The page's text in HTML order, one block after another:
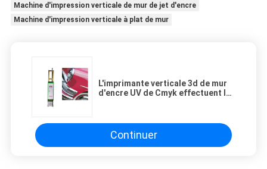
Machine d'impression verticale de mur de jet d'encre
Machine d'impression verticale à plat de mur
L'imprimante verticale 3d de mur
d'encre UV de Cmyk effectuent le
Continuer